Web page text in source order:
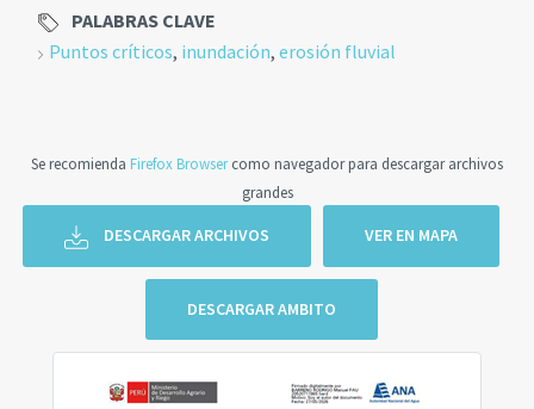
PALABRAS CLAVE
Puntos críticos, inundación, erosión fluvial
Se recomienda Firefox Browsercomo navegador para descargar archivos
grandes
DESCARGAR ARCHIVOS VER EN MAPA
DESCARGAR AMBITO